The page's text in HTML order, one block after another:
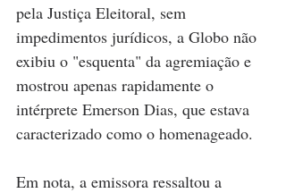
pela Justiça Eleitoral, sem
impedimentos jurídicos, a Globo não
exibiu o "esquenta" da agremiação e
mostrou apenas rapidamente o
intérprete Emerson Dias, que estava
caracterizado como o homenageado.
Em nota, a emissora ressaltou a